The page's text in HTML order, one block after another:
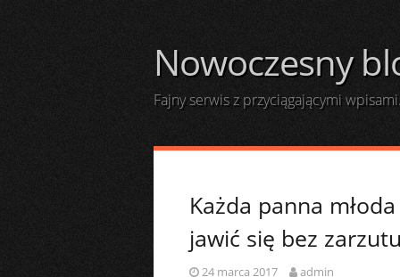
content
Nowoczesny
Fajny serwis z przyciągającymi
Każda panna
jawić się bez zarzutu
24 marca 2017 admin